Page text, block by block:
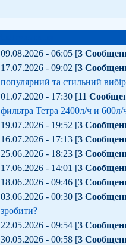
09.08.2026 - 06:05 [3
17.07.2026 - 09:02 [3
популярний та стильний вибір
01.07.2020 - 17:30 [11
фильтра Тетра 2400л/ч и 600л/
19.07.2026 - 19:52 [3
16.07.2026 - 17:13 [3
25.06.2026 - 18:23 [3
17.06.2026 - 14:01 [3
18.06.2026 - 09:46 [3
03.06.2026 - 00:30 [3
зробити?
22.05.2026 - 09:54 [3
30.05.2026 - 00:58 [3